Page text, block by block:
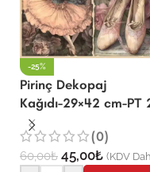
-25%
Pirinç Dekopaj
Kağıdı-29×42 cm-PT
(0)
60,00₺ 45,00₺ (KDV